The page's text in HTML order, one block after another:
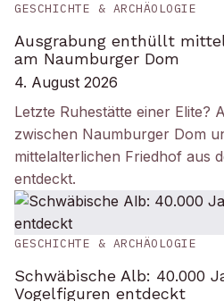
GESCHICHTE & ARCHÄOLOGIE
Ausgrabung enthüllt
am Naumburger Dom
4. August 2026
Letzte Ruhestätte einer Elite?
zwischen Naumburger Dom
mittelalterlichen Friedhof aus
entdeckt.
GESCHICHTE & ARCHÄOLOGIE
Schwäbische Alb: 40.000
Vogelfiguren entdeckt